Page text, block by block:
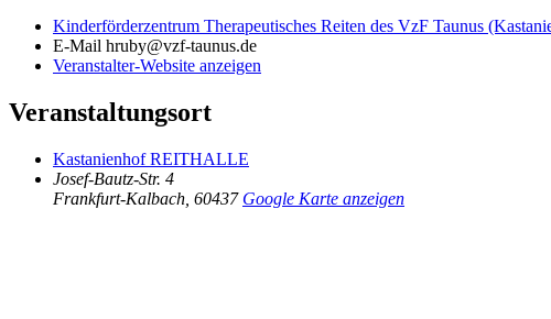
Kinderförderzentrum Therapeutisches Reiten des VzF Taunus
E-Mail hruby@vzf-taunus.de
Veranstalter-Website anzeigen
Veranstaltungsort
Kastanienhof REITHALLE
Josef-Bautz-Str. 4
Frankfurt-Kalbach 60437 Google Karte anzeigen